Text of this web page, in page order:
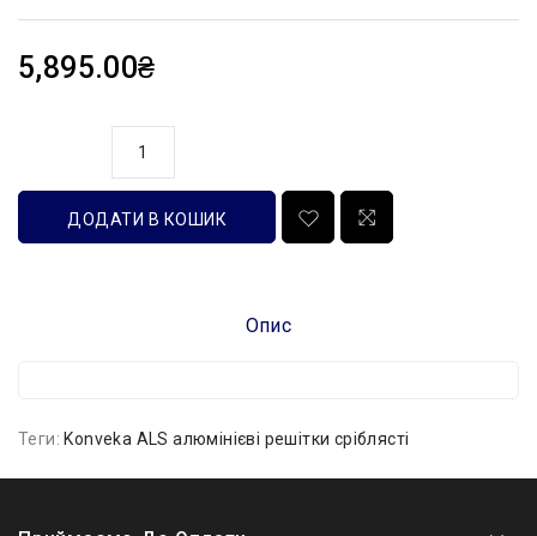
5,895.00₴
ДОДАТИ В КОШИК
Опис
Теги: Konveka ALS алюмінієві решітки сріблясті